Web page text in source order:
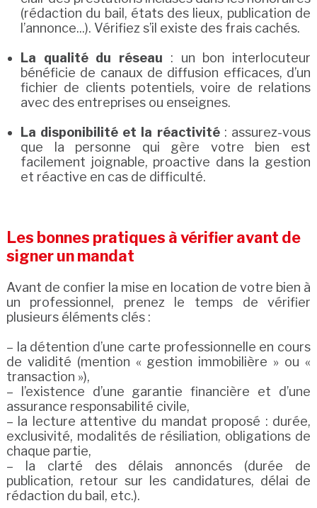
(rédaction du bail, états des lieux, publication de
l’annonce...). Vérifiez s’il existe des frais cachés.
La qualité du réseau : un bon interlocuteur
bénéficie de canaux de diffusion efficaces, d’un
fichier de clients potentiels, voire de relations
avec des entreprises ou enseignes.
La disponibilité et la réactivité: assurez-vous
que la personne qui gère votre bien est
facilement joignable, proactive dans la gestion
et réactive en cas de difficulté.
Les bonnes pratiques à vérifier avant de
signer un mandat
Avant de confier la mise en location de votre bien à
un professionnel, prenez le temps de vérifier
plusieurs éléments clés :
– la détention d’une carte professionnelle en cours
de validité (mention « gestion immobilière » ou «
transaction »),
– l’existence d’une garantie financière et d’une
assurance responsabilité civile,
– la lecture attentive du mandat proposé : durée,
exclusivité, modalités de résiliation, obligations de
chaque partie,
– la clarté des délais annoncés (durée de
publication, retour sur les candidatures, délai de
rédaction du bail, etc.).